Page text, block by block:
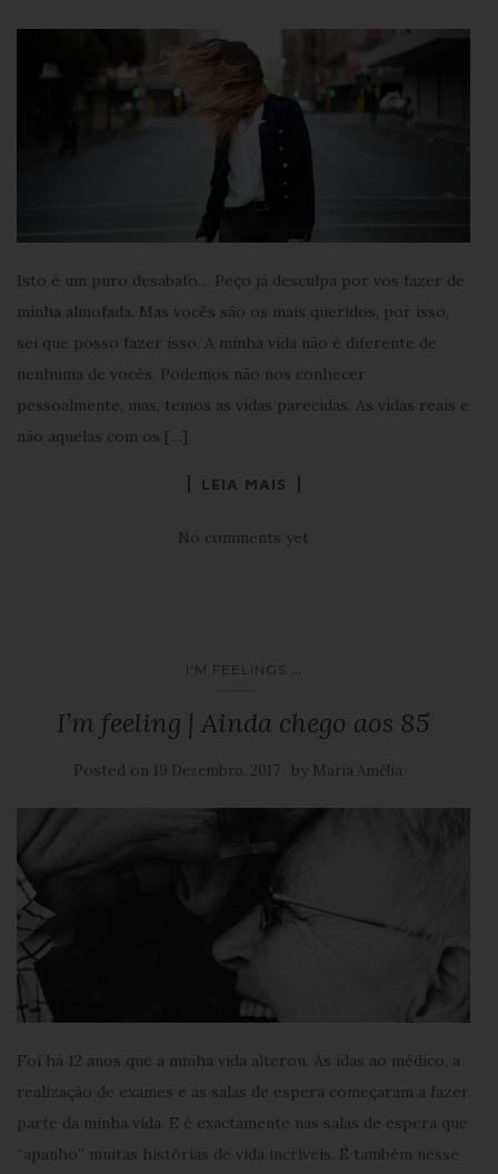
Isto é um puro desabafo… Peço já desculpa por vos fazer de
minha almofada. Mas vocês são os mais queridos, por isso,
sei que posso fazer isso. A minha vida não é diferente de
nenhuma de vocês. Podemos não nos conhecer
pessoalmente, mas, temos as vidas parecidas. As vidas reais e
não aquelas com os […]
LEIA MAIS
No comments yet
I'M FEELINGS ...
I’m feeling | Ainda chego aos 85
Posted on 19 Dezembro, 2017 by Maria Amélia
Foi há 12 anos que a minha vida alterou. As idas ao médico, a
realização de exames e as salas de espera começaram a fazer
parte da minha vida. E é exactamente nas salas de espera que
“apanho” muitas histórias de vida incríveis. É também nesse